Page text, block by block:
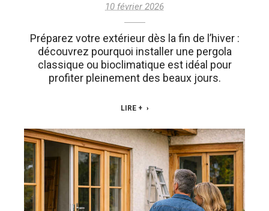
10 février 2026
Préparez votre extérieur dès la fin de l’hiver :
découvrez pourquoi installer une pergola
classique ou bioclimatique est idéal pour
profiter pleinement des beaux jours.
LIRE +